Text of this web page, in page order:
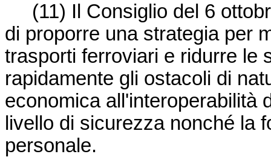
(11) Il Consiglio del 6
di proporre una strategia per
trasporti ferroviari e ridurre le
rapidamente gli ostacoli di
economica all'interoperabilità
livello di sicurezza nonché la
personale.